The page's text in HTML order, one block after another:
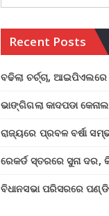
Recent Posts
ବଢିଲା ଚର୍ଚ୍ଚା,
ଭାଙ୍ଗିଗଲା କାଦପଡା
ରାଜ୍ୟରେ ପ୍ରବଳ ବର୍ଷା
ରେକର୍ଡ ସ୍ତରରେ ସୁନା ଦର,
ବିଧାନସଭା ପରିସରରେ